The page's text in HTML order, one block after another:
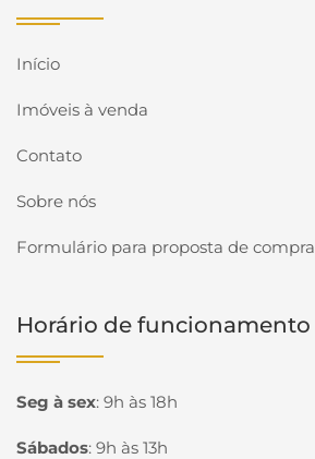
Início
Imóveis à venda
Contato
Sobre nós
Formulário para proposta de compra
Horário de funcionamento
Seg à sex: 9h às 18h
Sábados: 9h às 13h